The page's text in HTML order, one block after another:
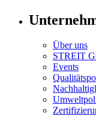
Über uns
STREIT
Events